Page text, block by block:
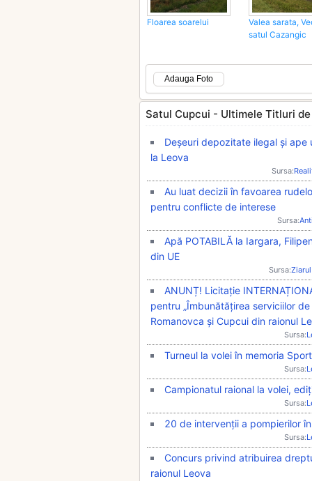
Floarea soarelui
Valea sarata,
satul Cazangic
Adauga Foto
Satul Cupcui - Ultimele Titluri
Deșeuri depozitate ilegal și
la Leova
Sursa:
Au luat decizii în favoarea
pentru conflicte de interese
Sursa:
Apă POTABILĂ la Iargara,
din UE
Sursa:
ANUNȚ! Licitație
pentru „Îmbunătățirea serviciilor
Romanovca și Cupcui din raionul
Sursa:
Turneul la volei în memoria
Sursa:
Campionatul raional la volei,
Sursa:
20 de intervenții a pompierilor
Sursa:
Concurs privind atribuirea
raionul Leova